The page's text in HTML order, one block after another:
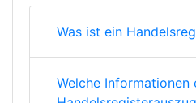
Was ist ein
Welche Informationen